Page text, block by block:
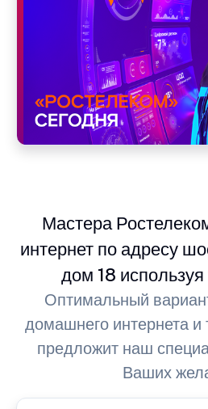
Мастера
интернет по адресу
дом 18 используя
Оптимальный
домашнего интернета
предложит наш
Ваших